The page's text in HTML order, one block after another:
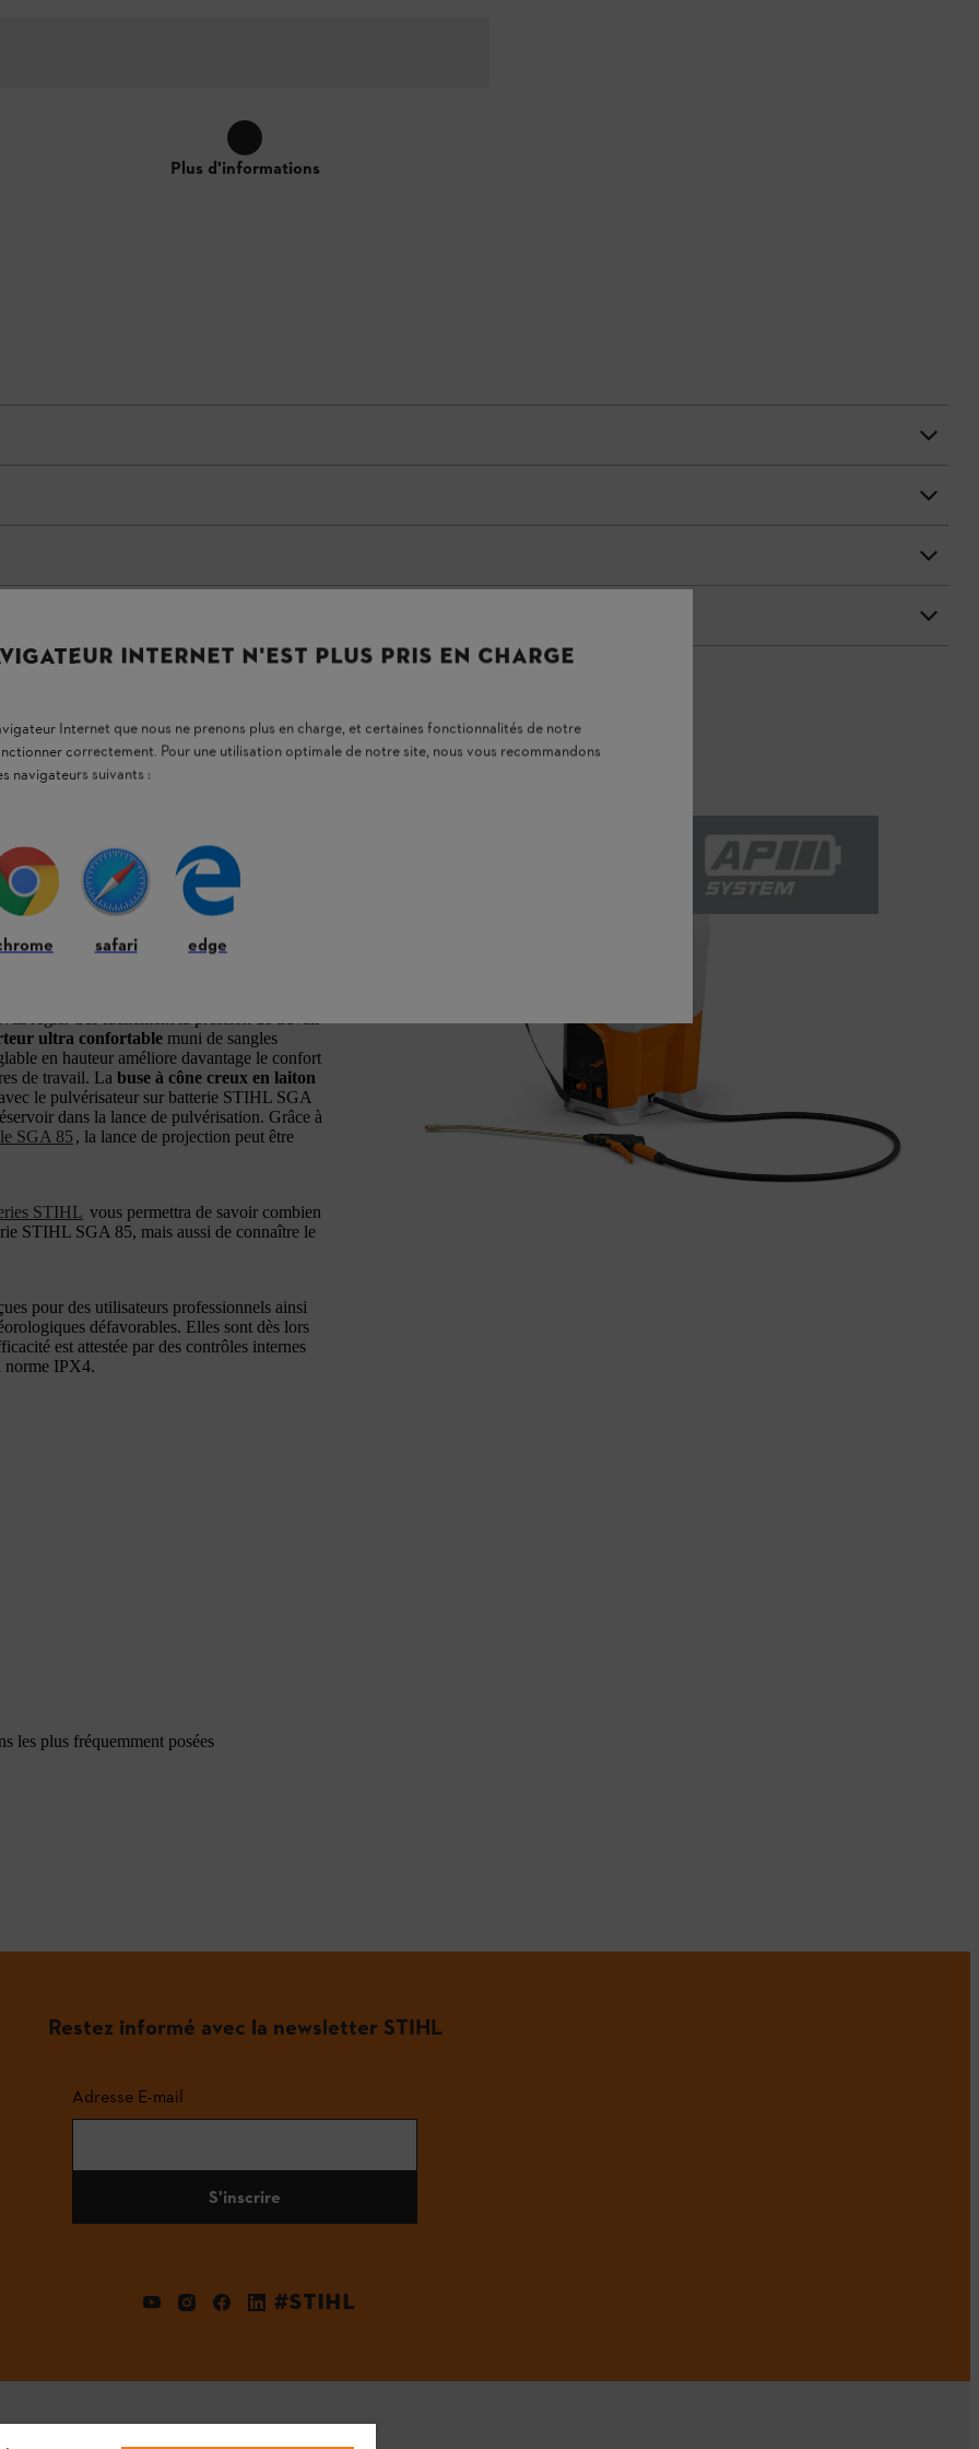
Plus d'informations
: performant et confortable
et la viticulture
lance en laiton est le premier modèle sur
en assurant un
épandage efficace
élevée associée au
réservoir transparent
fait du pulvérisateur dorsal STIHL
même
régler très facilement la pression de travail
ultra confortable muni de sangles
en hauteur améliore davantage le confort
de travail. La buse à cône creux en laiton
le pulvérisateur sur batterie STIHL SGA
dans la lance de pulvérisation. Grâce à
SGA 85 , la lance de projection peut être
STIHL vous permettra de savoir combien
STIHL SGA 85, mais aussi de connaître le
pour des utilisateurs professionnels ainsi
défavorables. Elles sont dès lors
est attestée par des contrôles internes
norme IPX4.
les plus fréquemment posées
Restez informé avec la newsletter STIHL
Adresse E-mail
S'inscrire
#STIHL
INTERNET N'EST PLUS PRIS EN CHARGE
Internet que nous ne prenons plus en charge, et certaines fonctionnalités de notre
correctement. Pour une utilisation optimale de notre site, nous vous recommandons
navigateurs suivants :
safari edge